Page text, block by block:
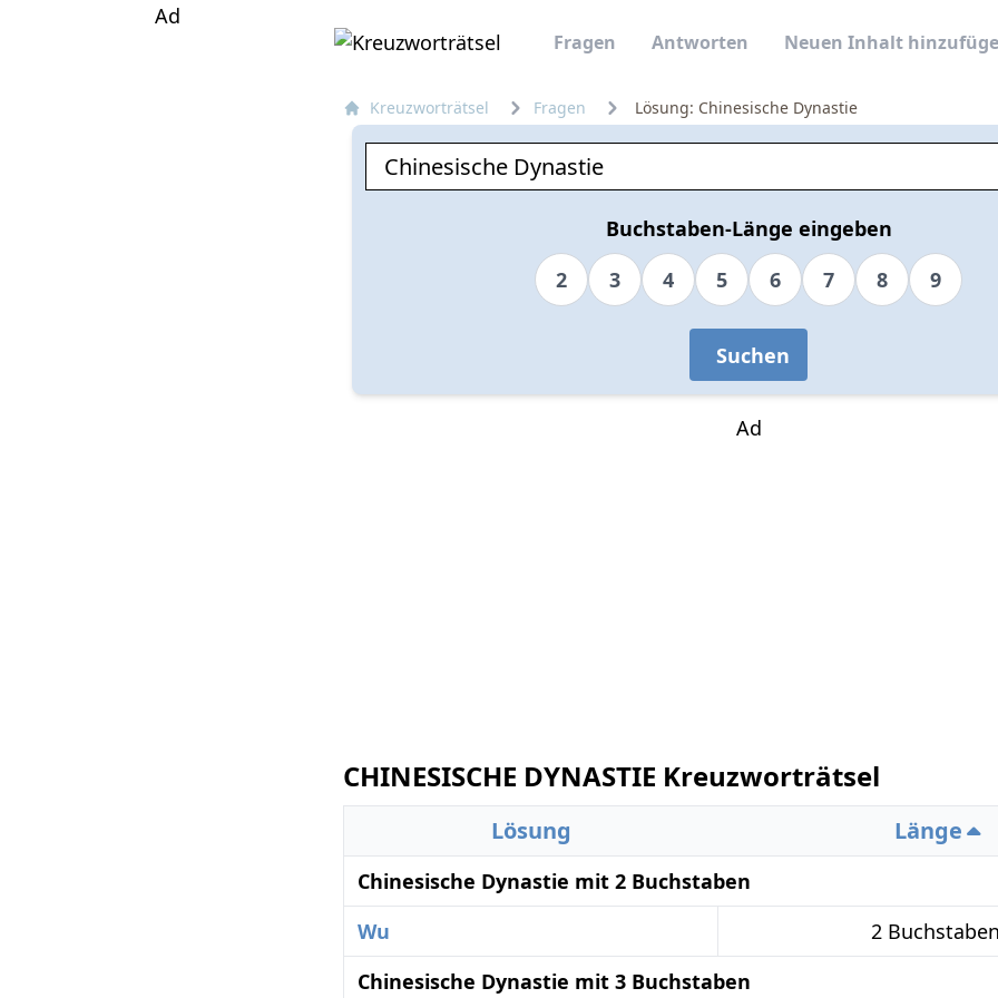
Fragen Antworten Neuen Inhalt
Ad
Kreuzworträtsel Fragen Lösung: Chinesische Dynastie
Buchstaben-Länge eingeben
2
3 4 5 6 7 8 9
Suchen
Ad
CHINESISCHE DYNASTIE Kreuzworträtsel
Lösung Länge
Chinesische Dynastie mit 2 Buchstaben
Wu
2
Chinesische Dynastie mit 3 Buchstaben